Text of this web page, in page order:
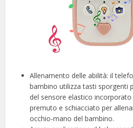
Allenamento delle abilità: il
bambino utilizza tasti sporgenti
del sensore elastico
premuto e schiacciato per
occhio-mano del bambino.